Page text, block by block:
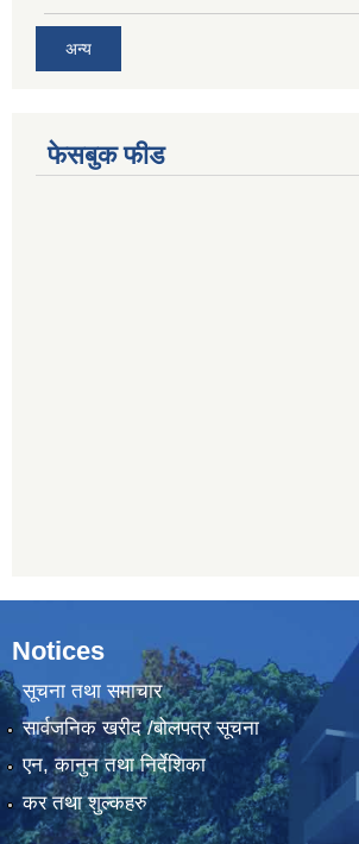
अन्य
फेसबुक फीड
Notices
सूचना तथा समाचार
सार्वजनिक खरीद /बोलपत्र सूचना
एन, कानुन तथा निर्देशिका
कर तथा शुल्कहरु